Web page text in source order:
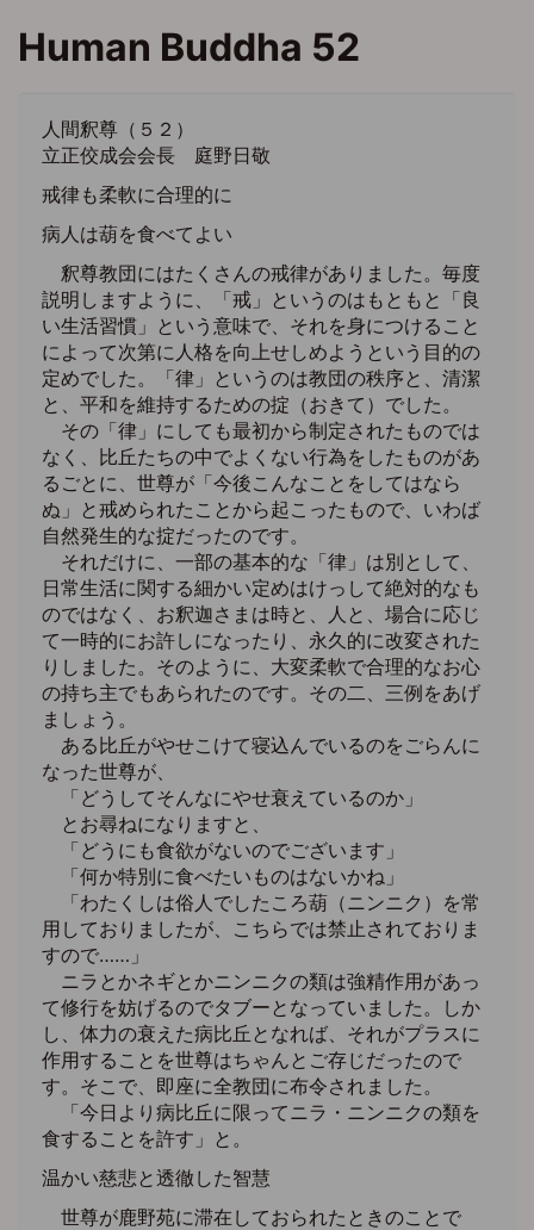
Human Buddha 52
人間釈尊（５２）
立正佼成会会長 庭野日敬
戒律も柔軟に合理的に
病人は葫を食べてよい
釈尊教団にはたくさんの戒律がありました。毎度
説明しますように、「戒」というのはもともと「良
い生活習慣」という意味で、それを身につけること
によって次第に人格を向上せしめようという目的の
定めでした。「律」というのは教団の秩序と、清潔
と、平和を維持するための掟（おきて）でした。
その「律」にしても最初から制定されたものでは
なく、比丘たちの中でよくない行為をしたものがあ
るごとに、世尊が「今後こんなことをしてはなら
ぬ」と戒められたことから起こったもので、いわば
自然発生的な掟だったのです。
それだけに、一部の基本的な「律」は別として、
日常生活に関する細かい定めはけっして絶対的なも
のではなく、お釈迦さまは時と、人と、場合に応じ
て一時的にお許しになったり、永久的に改変された
りしました。そのように、大変柔軟で合理的なお心
の持ち主でもあられたのです。その二、三例をあげ
ましょう。
ある比丘がやせこけて寝込んでいるのをごらんに
なった世尊が、
「どうしてそんなにやせ衰えているのか」
とお尋ねになりますと、
「どうにも食欲がないのでございます」
「何か特別に食べたいものはないかね」
「わたくしは俗人でしたころ葫（ニンニク）を常
用しておりましたが、こちらでは禁止されておりま
すので……」
ニラとかネギとかニンニクの類は強精作用があっ
て修行を妨げるのでタブーとなっていました。しか
し、体力の衰えた病比丘となれば、それがプラスに
作用することを世尊はちゃんとご存じだったので
す。そこで、即座に全教団に布令されました。
「今日より病比丘に限ってニラ・ニンニクの類を
食することを許す」と。
温かい慈悲と透徹した智慧
世尊が鹿野苑に滞在しておられたときのことで